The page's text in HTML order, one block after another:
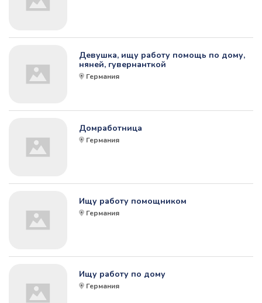
Девушка, ищу работу помощь по дому,
няней, гувернанткой
Германия
Домработница
Германия
Ищу работу помощником
Германия
Ищу работу по дому
Германия